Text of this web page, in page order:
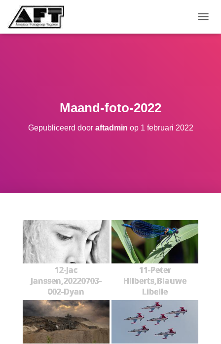
Maand-foto-2022
Gepubliceerd door aftadmin op 1 februari 2022
12-Jac
Janssen,20220703-
002-Dyan
11-Peter
Hilberts,Blauwe
Libelle